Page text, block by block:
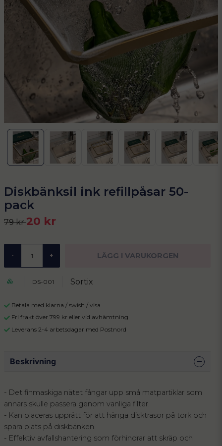
Diskbänksil ink refillpåsar 50-
pack
79 kr20 kr
- + LÄGG I VARUKORGEN
DS-001 Sortix
Betala med klarna / swish / visa
Fri frakt över 799 kr eller vid avhämtning
Leverans 2-4 arbetsdagar med Postnord
Beskrivning
- Det finmaskiga nätet fångar upp små matpartiklar som
annars skulle passera genom vanliga filter.
- Kan placeras upprätt för att hänga disktrasor på tork och
spara plats på diskbänken.
- Effektiv avfallshantering som förhindrar att skräp och